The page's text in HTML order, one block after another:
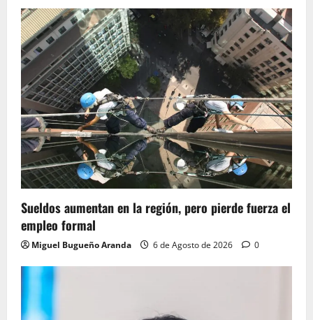
Sueldos aumentan en la región, pero pierde fuerza el
empleo formal
Miguel Bugueño Aranda 6 de Agosto de 2026 0